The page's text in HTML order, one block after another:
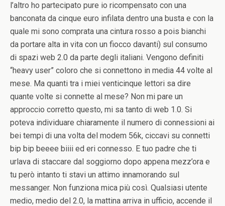
l’altro ho partecipato pure io ricompensato con una
banconata da cinque euro infilata dentro una busta e con la
quale mi sono comprata una cintura rosso a pois bianchi
da portare alta in vita con un fiocco davanti) sul consumo
di spazi web 2.0 da parte degli italiani. Vengono definiti
“heavy user” coloro che si connettono in media 44 volte al
mese. Ma quanti tra i miei venticinque lettori sa dire
quante volte si connette al mese? Non mi pare un
approccio corretto questo, mi sa tanto di web 1.0. Si
poteva individuare chiaramente il numero di connessioni ai
bei tempi di una volta del modem 56k, ciccavi su connetti
bip bip beeee biiii ed eri connesso. E tuo padre che ti
urlava di staccare dal soggiorno dopo appena mezz’ora e
tu però intanto ti stavi un attimo innamorando sul
messanger. Non funziona mica più così. Qualsiasi utente
medio, medio del 2.0, la mattina arriva in ufficio, accende il